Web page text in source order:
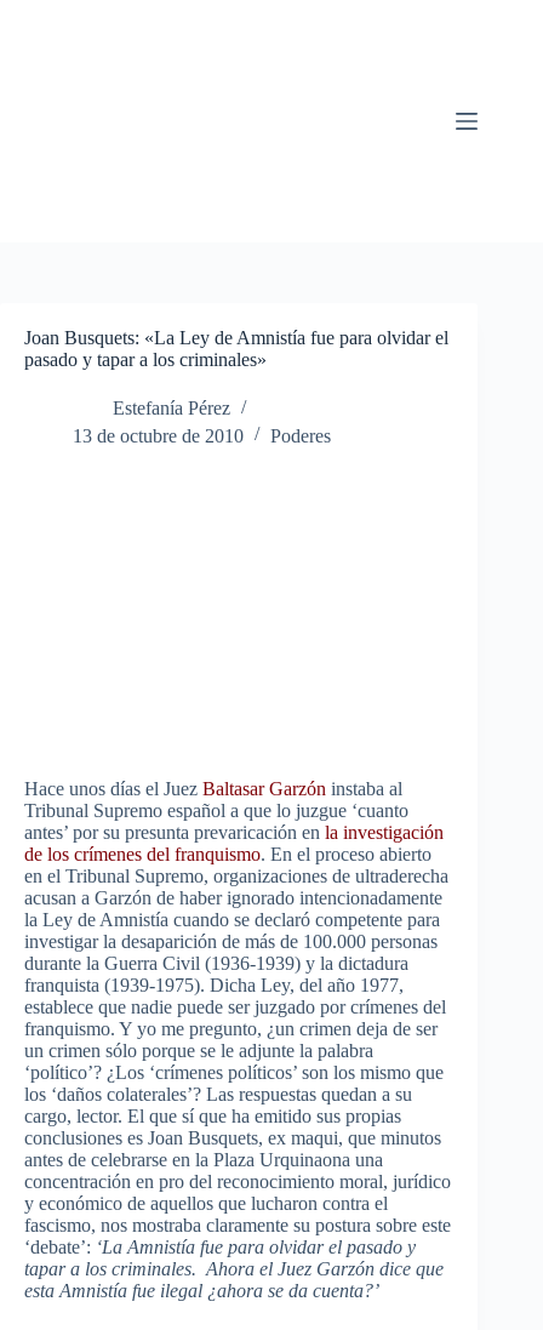
Joan Busquets: «La Ley de Amnistía fue para olvidar el
pasado y tapar a los criminales»
Estefanía Pérez
13 de octubre de 2010
Poderes
Hace unos días el Juez Baltasar Garzón instaba al
Tribunal Supremo español a que lo juzgue ‘cuanto
antes’ por su presunta prevaricación en la investigación
de los crímenes del franquismo. En el proceso abierto
en el Tribunal Supremo, organizaciones de ultraderecha
acusan a Garzón de haber ignorado intencionadamente
la Ley de Amnistía cuando se declaró competente para
investigar la desaparición de más de 100.000 personas
durante la Guerra Civil (1936-1939) y la dictadura
franquista (1939-1975). Dicha Ley, del año 1977,
establece que nadie puede ser juzgado por crímenes del
franquismo. Y yo me pregunto, ¿un crimen deja de ser
un crimen sólo porque se le adjunte la palabra
‘político’? ¿Los ‘crímenes políticos’ son los mismo que
los ‘daños colaterales’? Las respuestas quedan a su
cargo, lector. El que sí que ha emitido sus propias
conclusiones es Joan Busquets, ex maqui, que minutos
antes de celebrarse en la Plaza Urquinaona una
concentración en pro del reconocimiento moral, jurídico
y económico de aquellos que lucharon contra el
fascismo, nos mostraba claramente su postura sobre este
‘debate’: ‘La Amnistía fue para olvidar el pasado y
tapar a los criminales. Ahora el Juez Garzón dice que
esta Amnistía fue ilegal ¿ahora se da cuenta?’